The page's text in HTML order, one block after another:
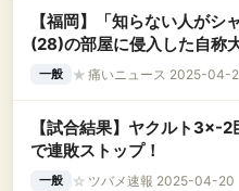
【福岡】「知らない人が
(28)の部屋に侵入した自称
いるつもりだった」
一般 ★ 痛いニュース 2025-04-
【試合結果】ヤクルト3×-
で連敗ストップ！
一般 ☆ ツバメ速報 2025-04-20